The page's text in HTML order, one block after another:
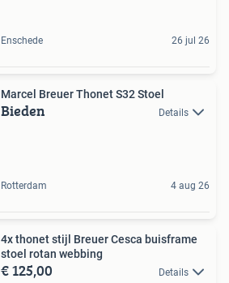
Enschede 26 jul 26
Marcel Breuer Thonet S32 Stoel
Bieden Details
Rotterdam 4 aug 26
4x thonet stijl Breuer Cesca buisframe
stoel rotan webbing
€ 125,00 Details